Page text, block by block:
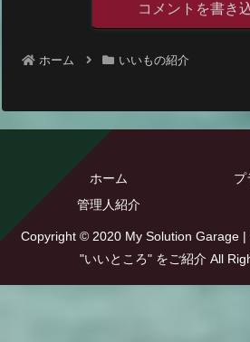
コメントを書き
ホーム いいもの紹介
ホーム
プ
管理人紹介
Copyright © 2020 My Solution Garage |
"いいところ" をご紹介 All